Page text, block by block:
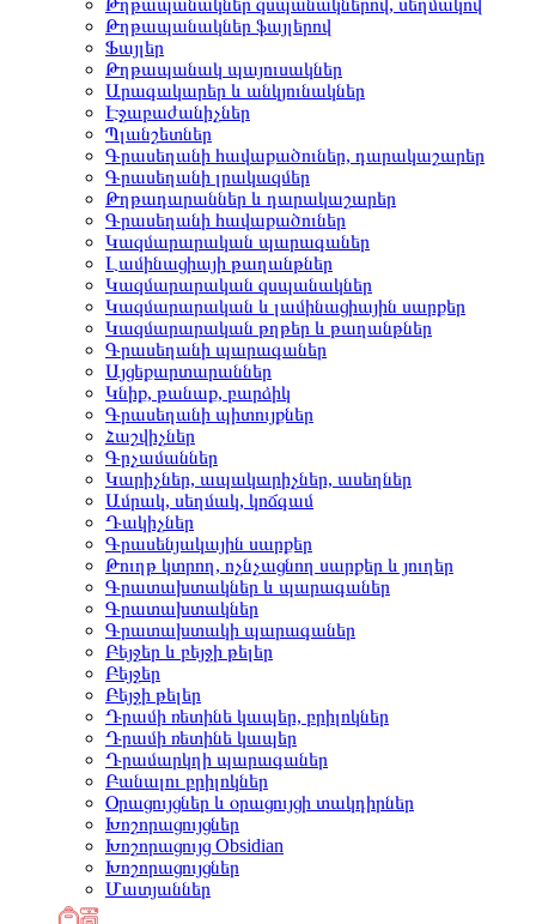
Թղթապանակներ զսպանակներով, սեղմակով
Թղթապանակներ ֆայլերով
Ֆայլեր
Թղթապանակ պայուսակներ
Արագակարեր և անկյունակներ
Էջաբաժանիչներ
Պլանշետներ
Գրասեղանի հավաքածուներ, դարակաշարեր
Գրասեղանի լրակազմեր
Թղթադարաններ և դարակաշարեր
Գրասեղանի հավաքածուներ
Կազմարարական պարագաներ
Լամինացիայի թաղանթներ
Կազմարարական զսպանակներ
Կազմարարական և լամինացիային սարքեր
Կազմարարական թղթեր և թաղանթներ
Գրասեղանի պարագաներ
Այցեքարտարաններ
Կնիք, թանաք, բարձիկ
Գրասեղանի պիտույքներ
Հաշվիչներ
Գրչամաններ
Կարիչներ, ապակարիչներ, ասեղներ
Ամրակ, սեղմակ, կոճգամ
Դակիչներ
Գրասենյակային սարքեր
Թուղթ կտրող, ոչնչացնող սարքեր և յուղեր
Գրատախտակներ և պարագաներ
Գրատախտակներ
Գրատախտակի պարագաներ
Բեյջեր և բեյջի թելեր
Բեյջեր
Բեյջի թելեր
Դրամի ռետինե կապեր, բրիլոկներ
Դրամի ռետինե կապեր
Դրամարկղի պարագաներ
Բանալու բրիլոկներ
Օրացույցներ և օրացույցի տակդիրներ
Խոշորացույցներ
Խոշորացույց Obsidian
Խոշորացույցներ
Մատյաններ